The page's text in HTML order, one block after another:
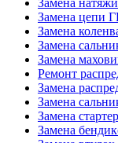
Замена цепи
Замена
Замена
Замена
Ремонт
Замена
Замена
Замена
Замена